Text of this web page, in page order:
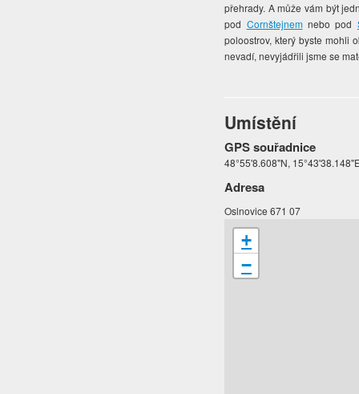
přehrady. A může vám být
pod Cornštejnemnebo pod
poloostrov, který byste mohli
nevadí, nevyjádřili jsme se
Umístění
GPS souřadnice
48°55'8.608"N,
Adresa
Oslnovice 671 07
+
−